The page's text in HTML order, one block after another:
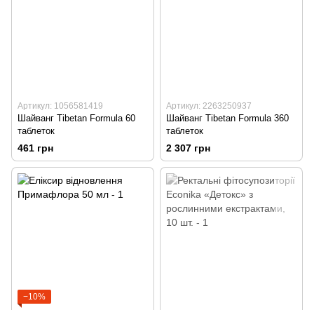
Артикул: 1056581419
Шайванг Tibetan Formula 60
таблеток
461 грн
Артикул: 2263250937
Шайванг Tibetan Formula 360
таблеток
2 307 грн
−10%